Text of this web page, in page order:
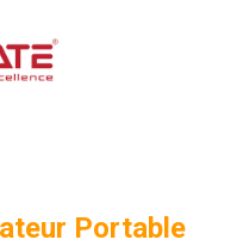
Portable